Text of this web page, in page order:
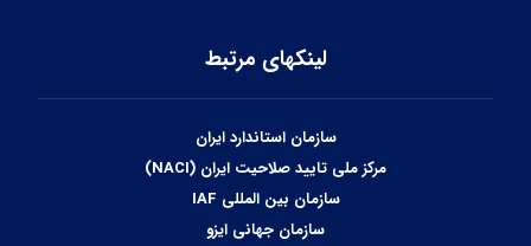
لینکهای مرتبط
سازمان استاندارد ایران
مرکز ملی تایید صلاحیت ایران (NACI)
سازمان بین المللی IAF
سازمان جهانی ایزو